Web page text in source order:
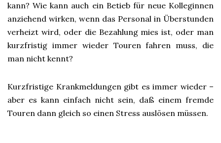
kann? Wie kann auch ein Betieb für neue Kolleginnen
anziehend wirken, wenn das Personal in Überstunden
verheizt wird, oder die Bezahlung mies ist, oder man
kurzfristig immer wieder Touren fahren muss, die
man nicht kennt?
Kurzfristige Krankmeldungen gibt es immer wieder –
aber es kann einfach nicht sein, daß einem fremde
Touren dann gleich so einen Stress auslösen müssen.